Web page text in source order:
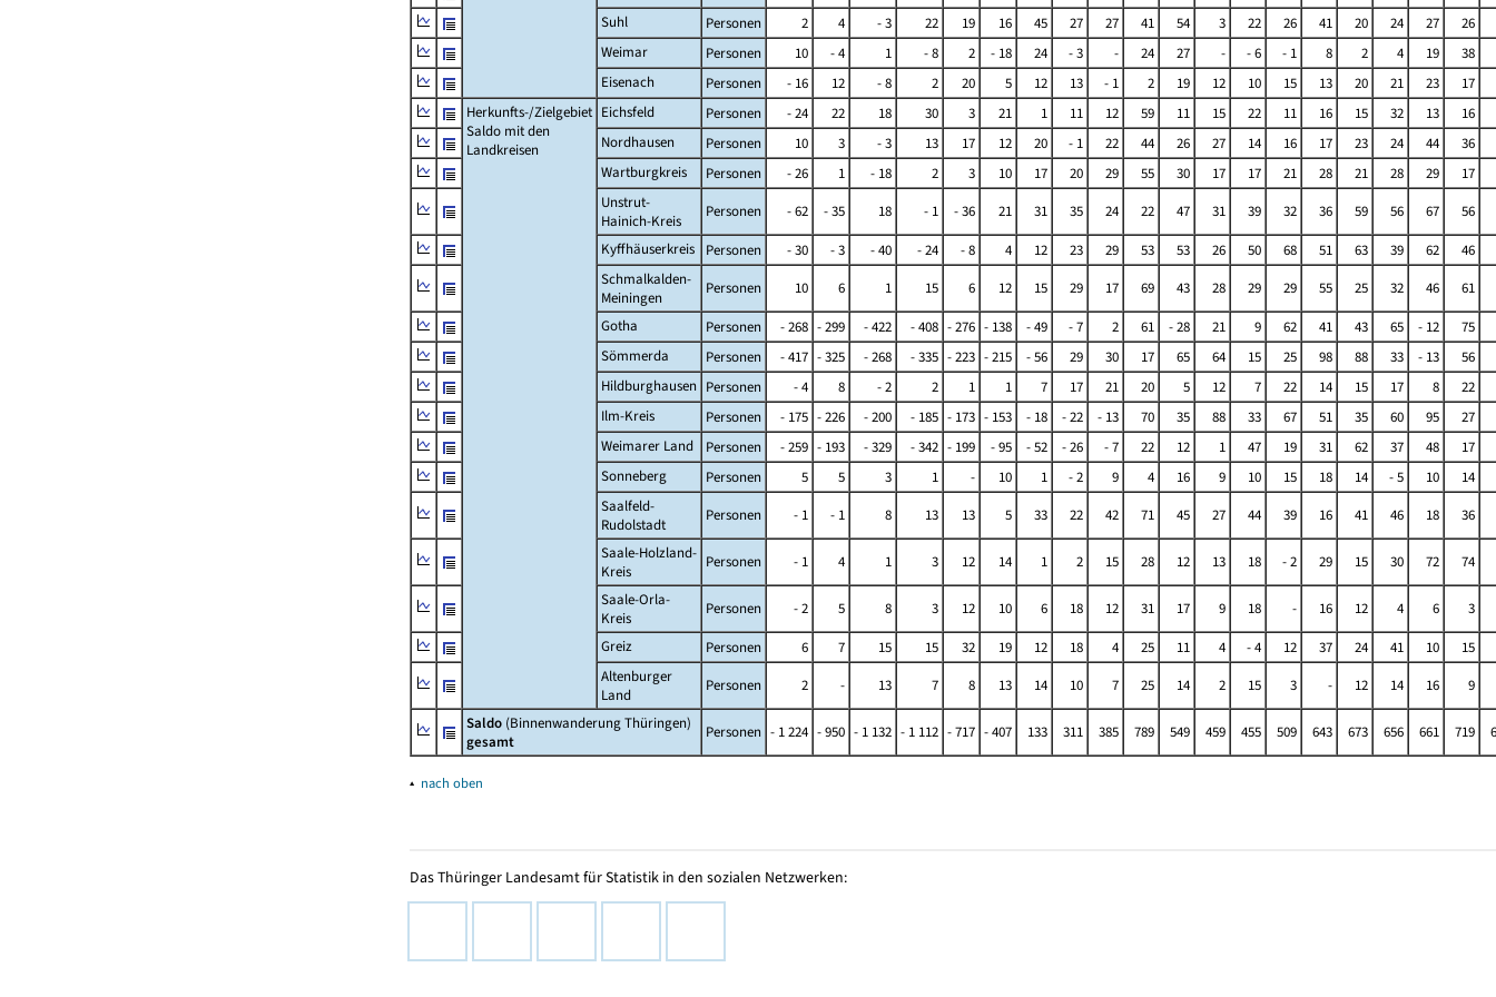
Suhl
Personen 2 4 - 3 22 19 16 45 27 27 41 54 3 22 26 41 20 24 27
26
Weimar
Personen 10 - 4 1 - 8 2 - 18 24 - 3 - 24 27 - - 6 - 1 8 2 4 19
38
Eisenach
Personen - 16 12 - 8 2 20 5 12 13 - 1 2 19 12 10 15 13 20 21 23
17
Herkunfts-/Zielgebiet
Saldo mit den
Landkreisen
Eichsfeld Personen - 24 22 18 30 3 21 1 11 12 59 11 15 22 11 16 15 32 13
16
Nordhausen
Personen 10 3 - 3 13 17 12 20 - 1 22 44 26 27 14 16 17 23 24 44
36
Wartburgkreis
Personen - 26 1 - 18 2 3 10 17 20 29 55 30 17 17 21 28 21 28 29
17
Unstrut-
Hainich-Kreis
Personen - 62 - 35 18 - 1 - 36 21 31 35 24 22 47 31 39 32 36 59 56 67
56
Kyffhäuserkreis
Personen - 30 - 3 - 40 - 24 - 8 4 12 23 29 53 53 26 50 68 51 63 39 62
46
Schmalkalden-
Meiningen
Personen 10 6 1 15 6 12 15 29 17 69 43 28 29 29 55 25 32 46
61
Gotha
Personen - 268 - 299 - 422 - 408 - 276 - 138 - 49 - 7 2 61 - 28 21 9 62 41 43 65 - 12
75
Sömmerda
Personen - 417 - 325 - 268 - 335 - 223 - 215 - 56 29 30 17 65 64 15 25 98 88 33 - 13
56
Hildburghausen Personen - 4 8 - 2 2 1 1 7 17 21 20 5 12 7 22 14 15 17 8
22
Ilm-Kreis
Personen - 175 - 226 - 200 - 185 - 173 - 153 - 18 - 22 - 13 70 35 88 33 67 51 35 60 95
27
Weimarer Land
Personen - 259 - 193 - 329 - 342 - 199 - 95 - 52 - 26 - 7 22 12 1 47 19 31 62 37 48
17
Sonneberg
Personen 5 5 3 1 - 10 1 - 2 9 4 16 9 10 15 18 14 - 5 10
14
Saalfeld-
Rudolstadt
Personen - 1 - 1 8 13 13 5 33 22 42 71 45 27 44 39 16 41 46 18
36
Saale-Holzland-
Kreis
Personen - 1 4 1 3 12 14 1 2 15 28 12 13 18 - 2 29 15 30 72
74
Saale-Orla-
Kreis
Personen - 2 5 8 3 12 10 6 18 12 31 17 9 18 - 16 12 4 6
3
Greiz
Personen 6 7 15 15 32 19 12 18 4 25 11 4 - 4 12 37 24 41 10
15
Altenburger
Land
Personen 2 - 13 7 8 13 14 10 7 25 14 2 15 3 - 12 14 16
9
Saldo (Binnenwanderung Thüringen)
gesamt
Personen - 1 224 - 950 - 1 132 - 1 112 - 717 - 407 133 311 385 789 549 459 455 509 643 673 656 661 719
▴ nach oben
Das Thüringer Landesamt für Statistik in den sozialen Netzwerken: